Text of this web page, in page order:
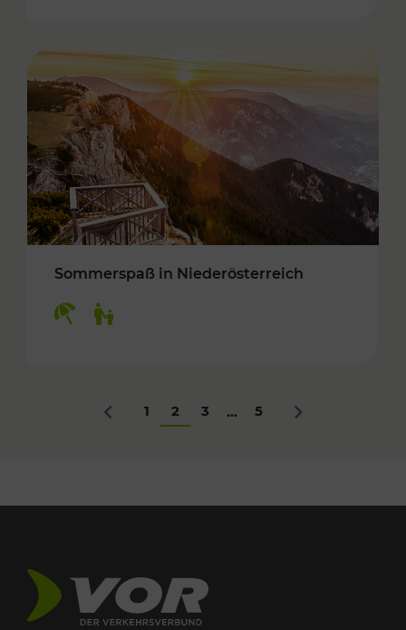
Sommerspaß in Niederösterreich
Zurück
1 2 3 ... 5 Nächstes